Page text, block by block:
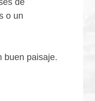
de
o un
buen paisaje.